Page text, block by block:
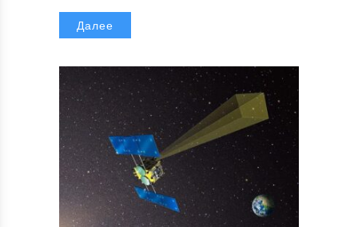
Далее